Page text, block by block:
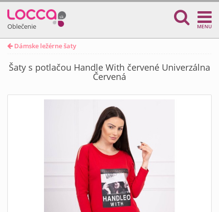
Oblečenie MENU
Dámske ležérne šaty
Šaty s potlačou Handle With červené Univerzálna
Červená